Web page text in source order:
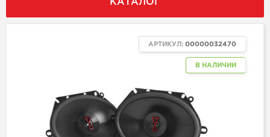
КАТАЛОГ
В НАЛИЧИИ
АРТИКУЛ: 00000032470